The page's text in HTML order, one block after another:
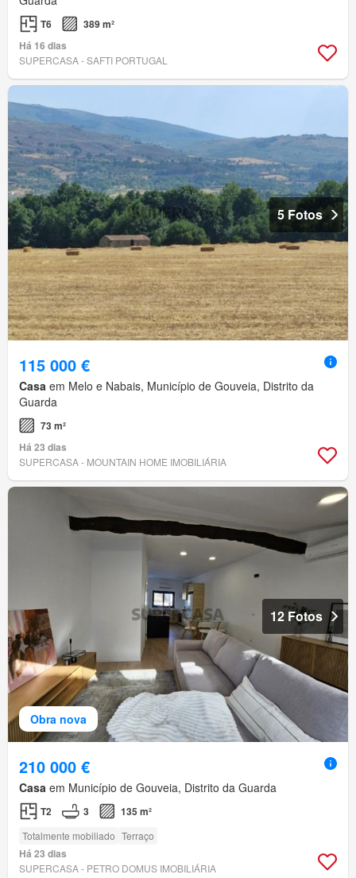
T6
389 m²
Há 16 dias
SUPERCASA - SAFTI PORTUGAL
5 Fotos
115 000 €
Casa em Melo e Nabais, Município de Gouveia, Distrito da
Guarda
73 m²
Há 23 dias
SUPERCASA - MOUNTAIN HOME IMOBILIÁRIA
Obra nova
12 Fotos
210 000 €
Casa em Município de Gouveia, Distrito da Guarda
T2 3 135 m²
Totalmente mobiliado Terraço
Há 23 dias
SUPERCASA - PETRO DOMUS IMOBILIÁRIA